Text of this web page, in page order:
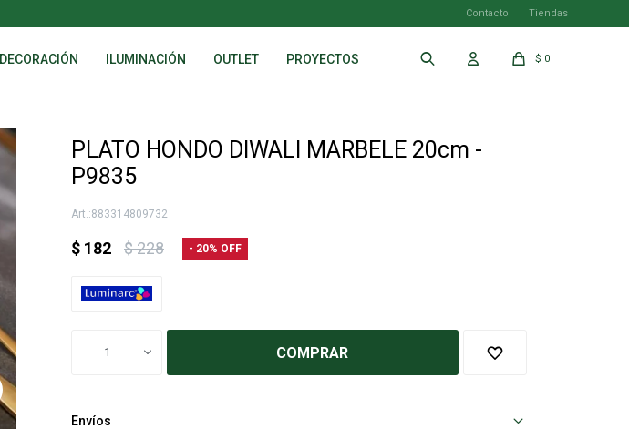
DECORACIÓN ILUMINACIÓN OUTLET PROYECTOS $ 0
Contacto Tiendas
PLATO HONDO DIWALI MARBELE 20cm -
P9835
883314809732
$ 182 $228 20
1 COMPRAR
Envíos